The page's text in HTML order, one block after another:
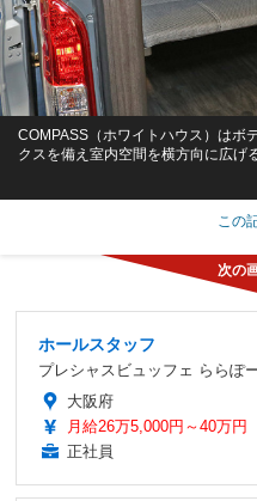
COMPASS（ホワイトハウス）はボ
クスを備え室内空間を横方向に広げ
この
ホールスタッフ
プレシャスビュッフェ ららぽ
大阪府
月給26万5,000円～40万円
正社員